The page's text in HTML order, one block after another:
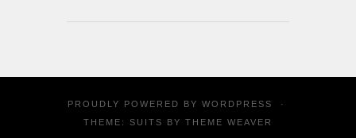
PROUDLY POWERED BY WORDPRESS
·
THEME: SUITS BY THEME WEAVER